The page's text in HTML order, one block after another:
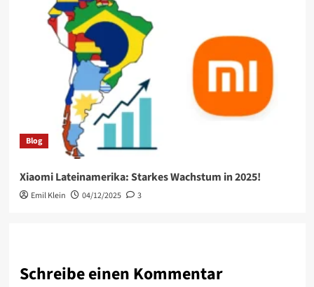
Blog
Xiaomi Lateinamerika: Starkes Wachstum in 2025!
Emil Klein 04/12/2025 3
Schreibe einen Kommentar